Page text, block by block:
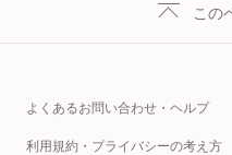
この
よくあるお問い合わせ・ヘルプ
利用規約・プライバシーの考え方